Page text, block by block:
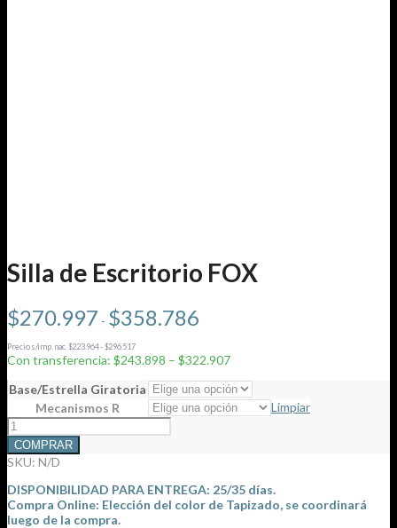
Silla de Escritorio FOX
$270.997 - $358.786
desde
hasta
$358.786
Precio s/imp. nac. $223.964 - $296.517
Con transferencia: $243.898 – $322.907
Base/Estrella Giratoria
Mecanismos R
Limpiar
Silla
de
Escritorio
FOX
cantidad
COMPRAR
SKU: N/D
DISPONIBILIDAD PARA ENTREGA: 25/35 días.
Compra Online: Elección del color de Tapizado, se coordinará
luego de la compra.